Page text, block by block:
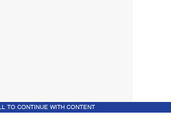
TO CONTINUE WITH CONTENT